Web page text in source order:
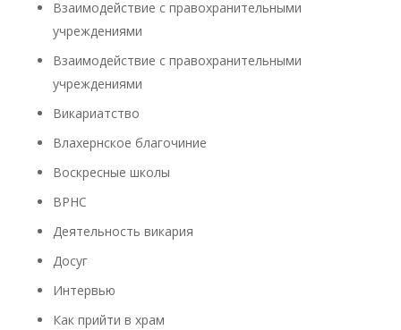
Взаимодействие с правохранительными
учреждениями
Взаимодействие с правохранительными
учреждениями
Викариатство
Влахернское благочиние
Воскресные школы
ВРНС
Деятельность викария
Досуг
Интервью
Как прийти в храм